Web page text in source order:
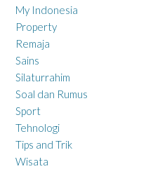
My Indonesia
Property
Remaja
Sains
Silaturrahim
Soal dan Rumus
Sport
Tehnologi
Tips and Trik
Wisata